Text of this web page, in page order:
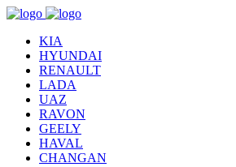
KIA
HYUNDAI
RENAULT
LADA
UAZ
RAVON
GEELY
HAVAL
CHANGAN